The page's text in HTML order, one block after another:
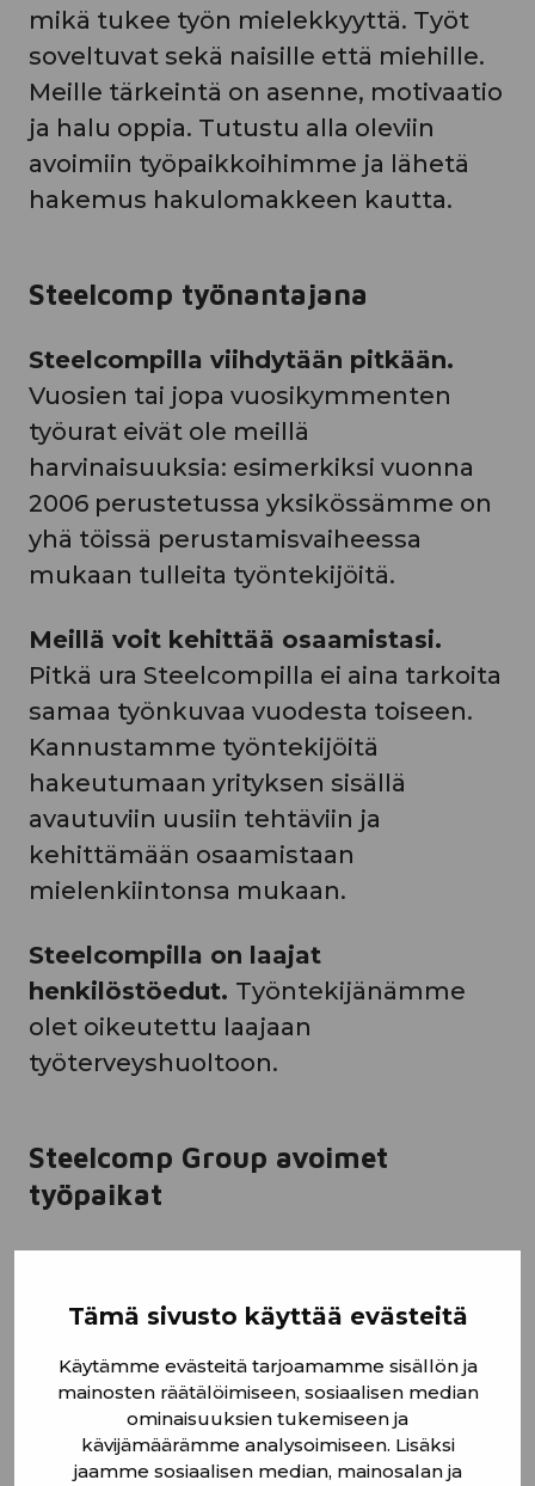
Tämä sivusto käyttää evästeitä
Käytämme evästeitä tarjoamamme sisällön ja
mainosten räätälöimiseen, sosiaalisen median
ominaisuuksien tukemiseen ja
kävijämäärämme analysoimiseen. Lisäksi
jaamme sosiaalisen median, mainosalan ja
mikä tukee työn mielekkyyttä. Työt
soveltuvat sekä naisille että miehille.
Meille tärkeintä on asenne, motivaatio
ja halu oppia. Tutustu alla oleviin
avoimiin työpaikkoihimme ja lähetä
hakemus hakulomakkeen kautta.
Steelcomp työnantajana
Steelcompilla viihdytään pitkään.
Vuosien tai jopa vuosikymmenten
työurat eivät ole meillä
harvinaisuuksia: esimerkiksi vuonna
2006 perustetussa yksikössämme on
yhä töissä perustamisvaiheessa
mukaan tulleita työntekijöitä.
Meillä voit kehittää osaamistasi.
Pitkä ura Steelcompilla ei aina tarkoita
samaa työnkuvaa vuodesta toiseen.
Kannustamme työntekijöitä
hakeutumaan yrityksen sisällä
avautuviin uusiin tehtäviin ja
kehittämään osaamistaan
mielenkiintonsa mukaan.
Steelcompilla on laajat
henkilöstöedut. Työntekijänämme
olet oikeutettu laajaan
työterveyshuoltoon.
Steelcomp Group avoimet
työpaikat
Avoin hakemus Steelcomp
Groupille